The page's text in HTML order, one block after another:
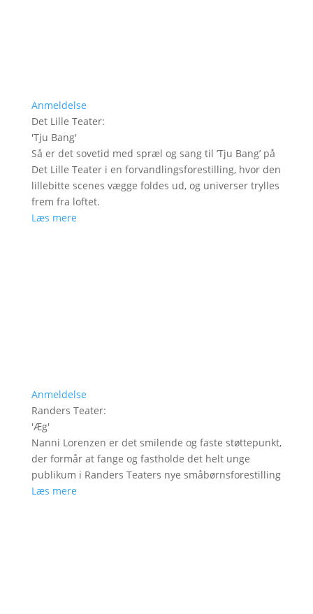
Anmeldelse
Det Lille Teater:
'Tju Bang'
Så er det sovetid med spræl og sang til ’Tju Bang’ på
Det Lille Teater i en forvandlingsforestilling, hvor den
lillebitte scenes vægge foldes ud, og universer trylles
frem fra loftet.
Læs mere
Anmeldelse
Randers Teater:
'Æg'
Nanni Lorenzen er det smilende og faste støttepunkt,
der formår at fange og fastholde det helt unge
publikum i Randers Teaters nye småbørnsforestilling
Læs mere